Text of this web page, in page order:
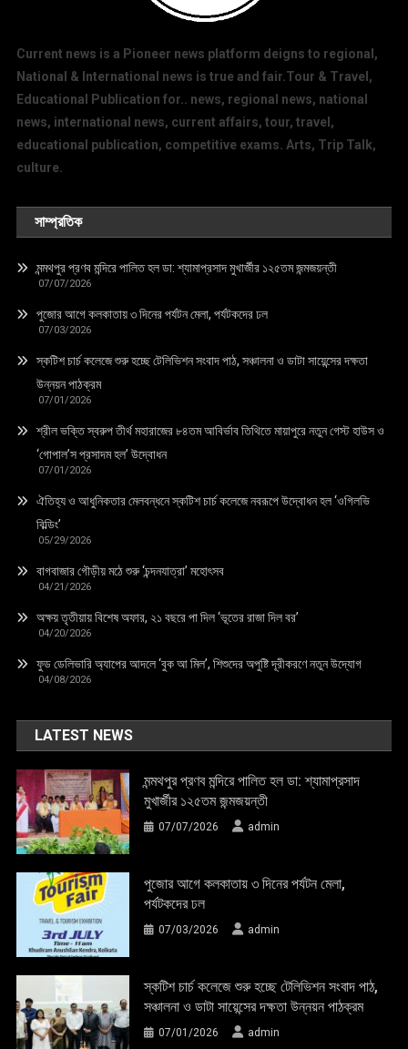
Current news is a Pioneer news platform deigns to regional,
National & International news is true and fair.Tour & Travel,
Educational Publication for.. news, regional news, national
news, international news, current affairs, tour, travel,
educational publication, competitive exams. Arts, Trip Talk,
culture.
সাম্প্রতিক
মন্মথপুর প্রণব মন্দিরে পালিত হল ডা: শ্যামাপ্রসাদ মুখার্জীর ১২৫তম জন্মজয়ন্তী
07/07/2026
পুজোর আগে কলকাতায় ৩ দিনের পর্যটন মেলা, পর্যটকদের ঢল
07/03/2026
স্কটিশ চার্চ কলেজে শুরু হচ্ছে টেলিভিশন সংবাদ পাঠ, সঞ্চালনা ও ডাটা সায়েন্সের দক্ষতা
উন্নয়ন পাঠক্রম
07/01/2026
শ্রীল ভক্তি স্বরুপ তীর্থ মহারাজের ৮৪তম আবির্ভাব তিথিতে মায়াপুরে নতুন গেস্ট হাউস ও
‘গোপাল’স প্রসাদম হল’ উদ্বোধন
07/01/2026
ঐতিহ্য ও আধুনিকতার মেলবন্ধনে স্কটিশ চার্চ কলেজে নবরূপে উদ্বোধন হল ‘ওগিলভি
বিল্ডিং’
05/29/2026
বাগবাজার গৌড়ীয় মঠে শুরু ‘চন্দনযাত্রা’ মহোৎসব
04/21/2026
অক্ষয় তৃতীয়ায় বিশেষ অফার, ২১ বছরে পা দিল ‘ভূতের রাজা দিল বর’
04/20/2026
ফুড ডেলিভারি অ্যাপের আদলে ‘বুক আ মিল’, শিশুদের অপুষ্টি দূরীকরণে নতুন উদ্যোগ
04/08/2026
LATEST NEWS
মন্মথপুর প্রণব মন্দিরে পালিত হল ডা: শ্যামাপ্রসাদ
মুখার্জীর ১২৫তম জন্মজয়ন্তী
07/07/2026 admin
পুজোর আগে কলকাতায় ৩ দিনের পর্যটন মেলা,
পর্যটকদের ঢল
07/03/2026 admin
স্কটিশ চার্চ কলেজে শুরু হচ্ছে টেলিভিশন সংবাদ পাঠ,
সঞ্চালনা ও ডাটা সায়েন্সের দক্ষতা উন্নয়ন পাঠক্রম
07/01/2026 admin